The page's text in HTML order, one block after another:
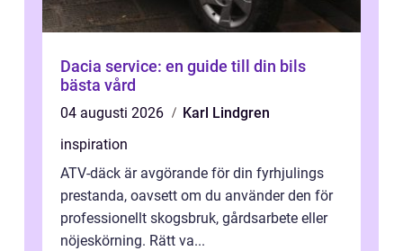
Dacia service: en guide till din bils
bästa vård
04 augusti 2026
Karl Lindgren
inspiration
ATV-däck är avgörande för din fyrhjulings
prestanda, oavsett om du använder den för
professionellt skogsbruk, gårdsarbete eller
nöjeskörning. Rätt va...